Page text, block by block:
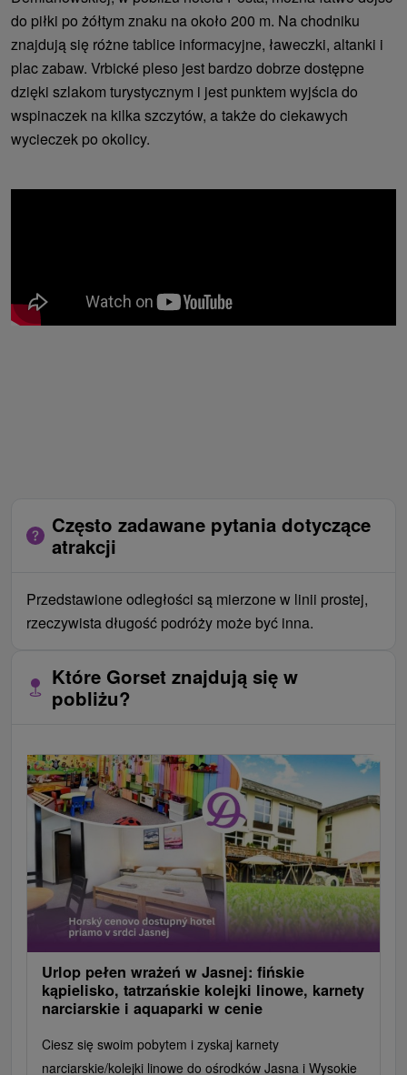
do piłki po żółtym znaku na około 200 m. Na chodniku
znajdują się różne tablice informacyjne, ławeczki, altanki i
plac zabaw. Vrbické pleso jest bardzo dobrze dostępne
dzięki szlakom turystycznym i jest punktem wyjścia do
wspinaczek na kilka szczytów, a także do ciekawych
wycieczek po okolicy.
Często zadawane pytania dotyczące
atrakcji
Przedstawione odległości są mierzone w linii prostej,
rzeczywista długość podróży może być inna.
Które Gorset znajdują się w
pobliżu?
Urlop pełen wrażeń w Jasnej: fińskie
kąpielisko, tatrzańskie kolejki linowe, karnety
narciarskie i aquaparki w cenie
Ciesz się swoim pobytem i zyskaj karnety
narciarskie/kolejki linowe do ośrodków Jasna i Wysokie